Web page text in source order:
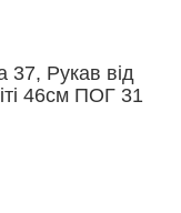
37, Рукав від
46см ПОГ 31